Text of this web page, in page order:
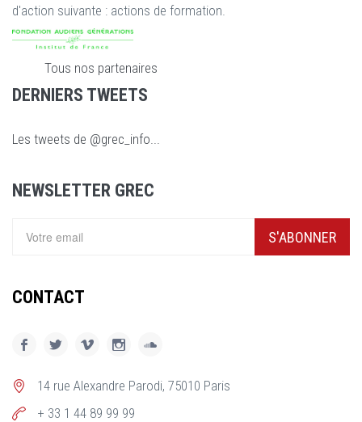
d'action suivante : actions de formation.
Tous nos partenaires
DERNIERS TWEETS
Les tweets de @grec_info...
NEWSLETTER GREC
S'ABONNER
CONTACT
14 rue Alexandre Parodi, 75010 Paris
+ 33 1 44 89 99 99